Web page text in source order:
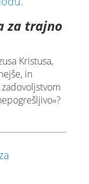
za trajno
Kristusa,
in